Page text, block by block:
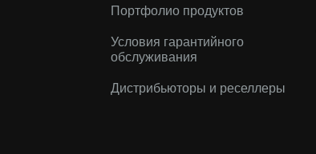
Портфолио продуктов
Условия гарантийного
обслуживания
Дистрибьюторы и реселлеры